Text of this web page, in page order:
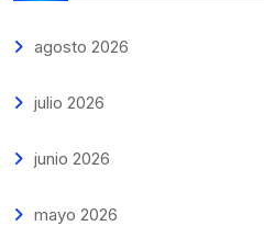
agosto 2026
julio 2026
junio 2026
mayo 2026